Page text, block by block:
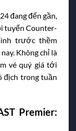
đang đến gần,
tuyển Counter-
trước thềm
Không chỉ là
vé quý giá tới
địch trong tuần
Premier: